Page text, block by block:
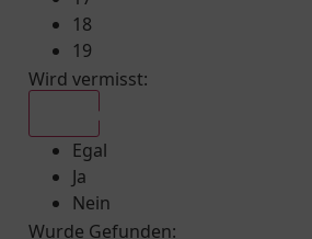
18
19
Wird vermisst:
Egal
Ja
Nein
Wurde Gefunden: